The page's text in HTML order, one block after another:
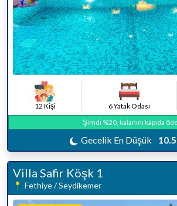
12 Kişi 6 Yatak Odası
Şimdi %20, kalanını kapıda
Gecelik En Düşük
Villa Safir Köşk 1
Fethiye / Seydikemer